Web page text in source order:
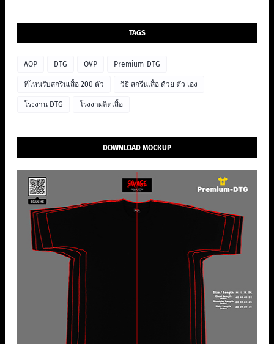
TAGS
AOP DTG OVP Premium-DTG
ที่ไหนรับสกรีนเสื้อ 200 ตัว วิธี สกรีนเสื้อ ด้วย ตัว เอง
โรงงาน DTG โรงงาผลิตเสื้อ
DOWNLOAD MOCKUP